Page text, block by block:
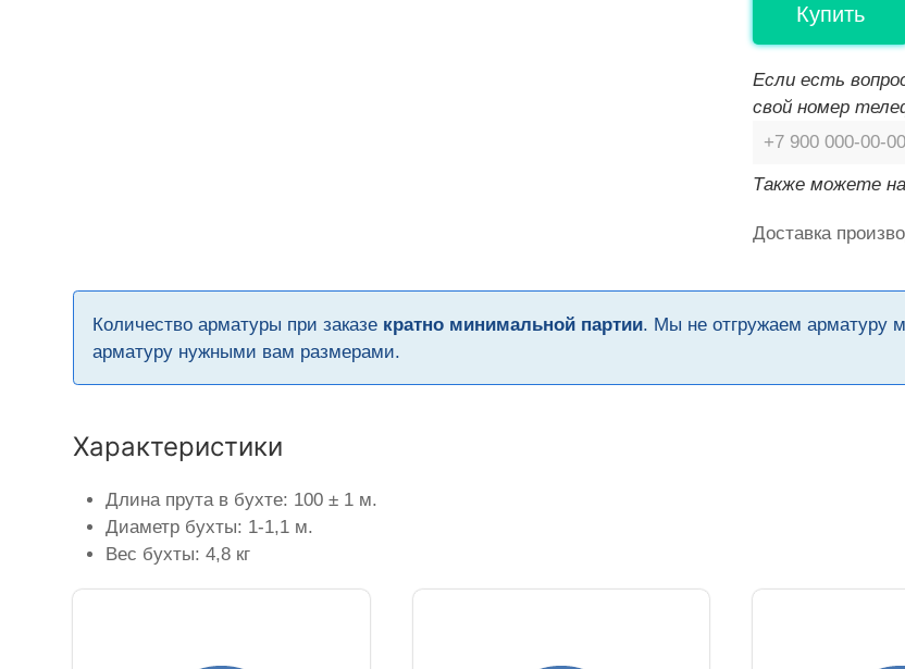
Купить
Если есть
свой номер
Также можете
Доставка
Количество арматуры при заказе кратно минимальной партии. Мы не отгружаем арматуру
арматуру нужными вам размерами.
Характеристики
Длина прута в бухте: 100 ± 1 м.
Диаметр бухты: 1-1,1 м.
Вес бухты: 4,8 кг